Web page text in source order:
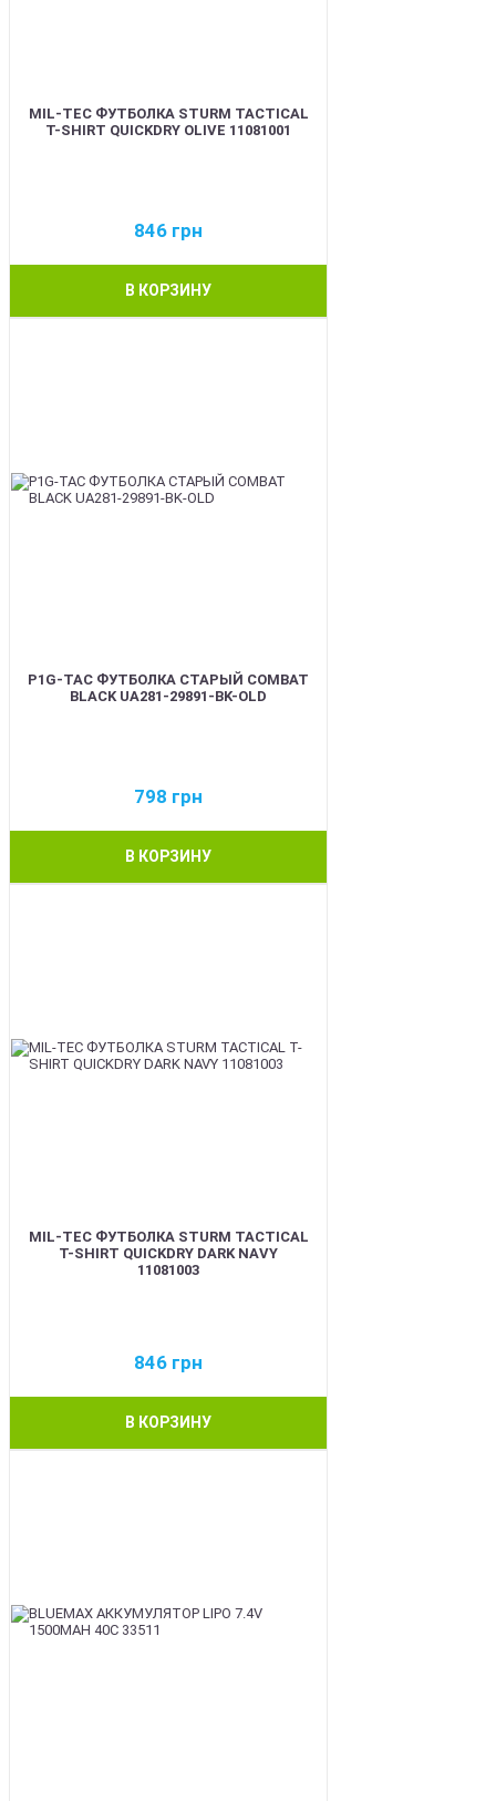
MIL-TEC ФУТБОЛКА STURM TACTICAL
T-SHIRT QUICKDRY OLIVE 11081001
846 грн
В КОРЗИНУ
P1G-TAC ФУТБОЛКА СТАРЫЙ COMBAT
BLACK UA281-29891-BK-OLD
798 грн
В КОРЗИНУ
MIL-TEC ФУТБОЛКА STURM TACTICAL
T-SHIRT QUICKDRY DARK NAVY
11081003
846 грн
В КОРЗИНУ